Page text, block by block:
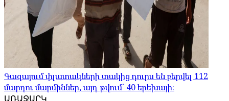
Գազայում փլատակների տակից դուրս են բերվել 112
մարդու մարմիններ, այդ թվում՝ 40 երեխայի։
ԱՌԱՋԱՐԿ